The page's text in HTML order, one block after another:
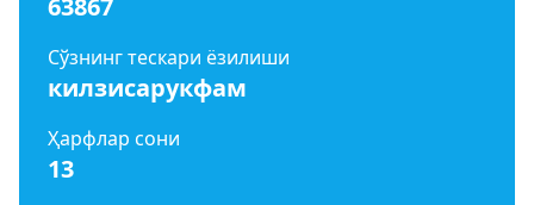
63867
Сўзнинг тескари ёзилиши
килзисарукфам
Ҳарфлар сони
13